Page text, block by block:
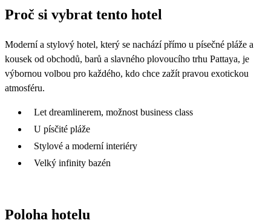
Proč si vybrat tento hotel
Moderní a stylový hotel, který se nachází přímo u písečné pláže a
kousek od obchodů, barů a slavného plovoucího trhu Pattaya, je
výbornou volbou pro každého, kdo chce zažít pravou exotickou
atmosféru.
Let dreamlinerem, možnost business class
U písčité pláže
Stylové a moderní interiéry
Velký infinity bazén
Poloha hotelu